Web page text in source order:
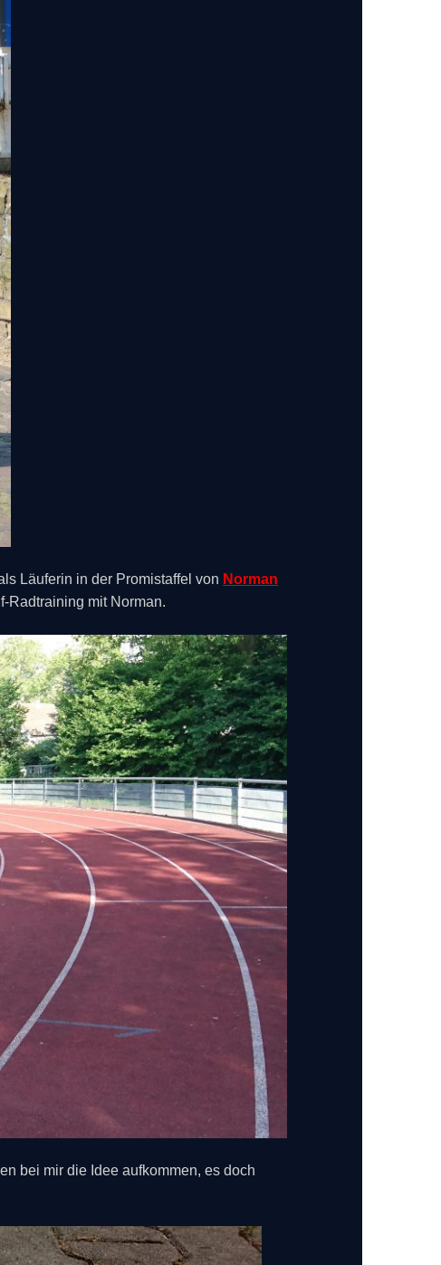
Läuferin in der Promistaffel von Norman
Radtraining mit Norman.
bei mir die Idee aufkommen, es doch